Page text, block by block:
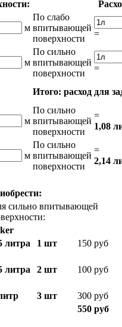
м
По слабо
впитывающей
поверхности
=
м
По сильно
впитывающей
поверхности
=
Итого: расход для
м
По сильно
впитывающей
поверхности
=
1,08
м
По сильно
впитывающей
поверхности
=
2,14
сильно впитывающей
литра 1 шт
150 руб
литра 2 шт
100 руб
3 шт
300 руб
550 руб